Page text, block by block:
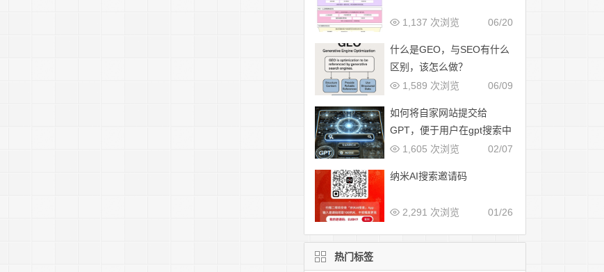
06/20
1,137 次浏览
什么是GEO，与SEO有什么
区别，该怎么做？
06/09
1,589 次浏览
如何将自家网站提交给
GPT，便于用户在gpt搜索中
展示
02/07
1,605 次浏览
纳米AI搜索邀请码
01/26
2,291 次浏览
热门标签